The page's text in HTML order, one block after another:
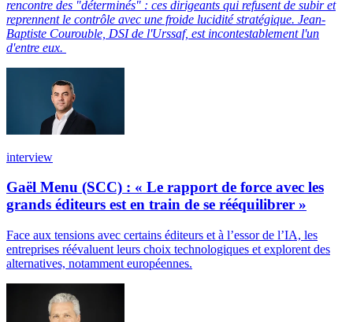
rencontre des "déterminés" : ces dirigeants qui refusent de subir et
reprennent le contrôle avec une froide lucidité stratégique. Jean-
Baptiste Courouble, DSI de l'Urssaf, est incontestablement l'un
d'entre eux.
interview
Gaël Menu (SCC) : « Le rapport de force avec les
grands éditeurs est en train de se rééquilibrer »
Face aux tensions avec certains éditeurs et à l’essor de l’IA, les
entreprises réévaluent leurs choix technologiques et explorent des
alternatives, notamment européennes.